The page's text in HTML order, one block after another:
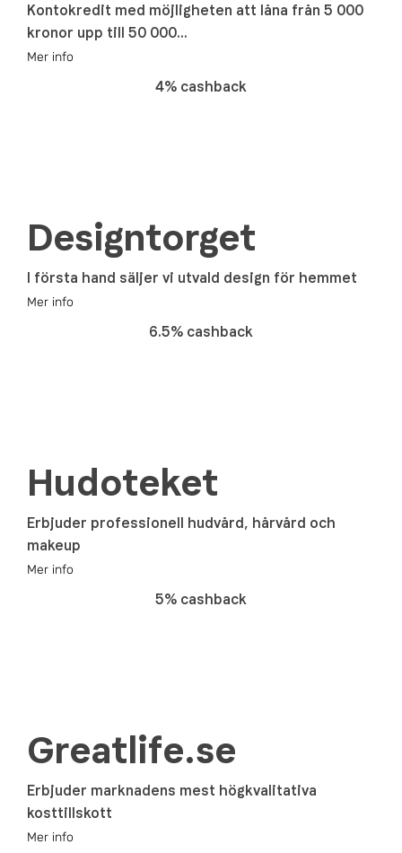
Kontokredit med möjligheten att låna från 5 000
kronor upp till 50 000...
Mer info
4% cashback
Designtorget
I första hand säljer vi utvald design för hemmet
Mer info
6.5% cashback
Hudoteket
Erbjuder professionell hudvård, hårvård och
makeup
Mer info
5% cashback
Greatlife.se
Erbjuder marknadens mest högkvalitativa
kosttillskott
Mer info